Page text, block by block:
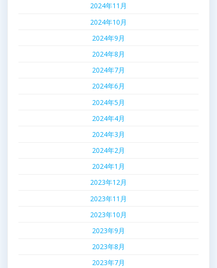
2024年11月
2024年10月
2024年9月
2024年8月
2024年7月
2024年6月
2024年5月
2024年4月
2024年3月
2024年2月
2024年1月
2023年12月
2023年11月
2023年10月
2023年9月
2023年8月
2023年7月